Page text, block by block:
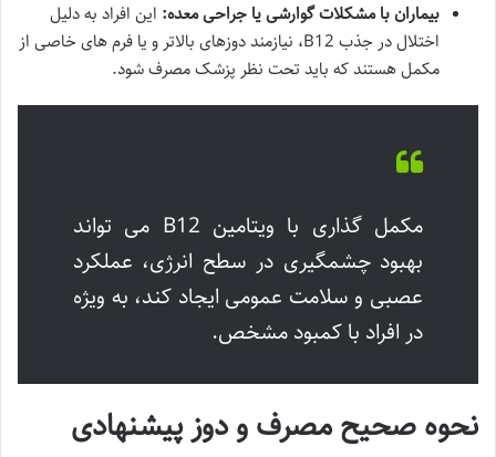
بیماران با مشکلات گوارشی یا جراحی معده: این افراد به دلیل
اختلال در جذب B12، نیازمند دوزهای بالاتر و یا فرم های خاصی از
مکمل هستند که باید تحت نظر پزشک مصرف شود.
مکمل گذاری با ویتامین B12 می تواند
بهبود چشمگیری در سطح انرژی، عملکرد
عصبی و سلامت عمومی ایجاد کند، به ویژه
در افراد با کمبود مشخص.
نحوه صحیح مصرف و دوز پیشنهادی